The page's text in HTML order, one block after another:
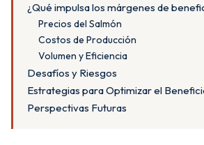
¿Qué impulsa los márgenes de
Precios del Salmón
Costos de Producción
Volumen y Eficiencia
Desafíos y Riesgos
Estrategias para Optimizar el
Perspectivas Futuras